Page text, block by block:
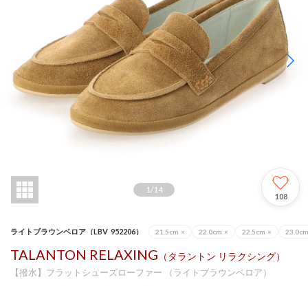
1 /14
108
ライトブラウンベロア（LBV_952206） 21.5cm × 22.0cm × 22.5cm × 23.0cm
TALANTON RELAXING （タラントン リラクシング）
【撥水】フラットシューズローファー （ライトブラウンベロア）